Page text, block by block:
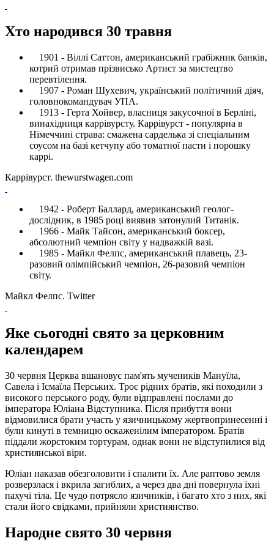
Хто народився 30 травня
1901 - Віллі Саттон, американський грабіжник банків,
котрий отримав прізвисько Артист за мистецтво
перевтілення.
1907 - Роман Шухевич, український політичний діяч,
головнокомандувач УПА.
1913 - Герта Хойвер, власниця закусочної в Берліні,
винахідниця каррівурсту. Каррівурст - популярна в
Німеччині страва: смажена сарделька зі спеціальним
соусом на базі кетчупу або томатної пасти і порошку
каррі.
Каррівурст. thewurstwagen.com
1942 - Роберт Баллард, американський геолог-
дослідник, в 1985 році виявив затонулий Титанік.
1966 - Майк Тайсон, американський боксер,
абсолютний чемпіон світу у надважкій вазі.
1985 - Майкл Фелпс, американський плавець, 23-
разовий олімпійський чемпіон, 26-разовий чемпіон
світу.
Майкл Фелпс. Twitter
Яке сьогодні свято за церковним
календарем
30 червня Церква вшановує пам'ять мучеників Мануїла,
Савела і Ісмаїла Перських. Троє рідних братів, які походили з
високого перського роду, були відправлені послами до
імператора Юліана Відступника. Після прибуття вони
відмовилися брати участь у язичницькому жертвопринесенні і
були кинуті в темницю оскаженілим імператором. Братів
піддали жорстоким тортурам, однак вони не відступилися від
християнської віри.
Юліан наказав обезголовити і спалити їх. Але раптово земля
розверзлася і вкрила загиблих, а через два дні повернула їхні
пахучі тіла. Це чудо потрясло язичників, і багато хто з них, які
стали його свідками, прийняли християнство.
Народне свято 30 червня